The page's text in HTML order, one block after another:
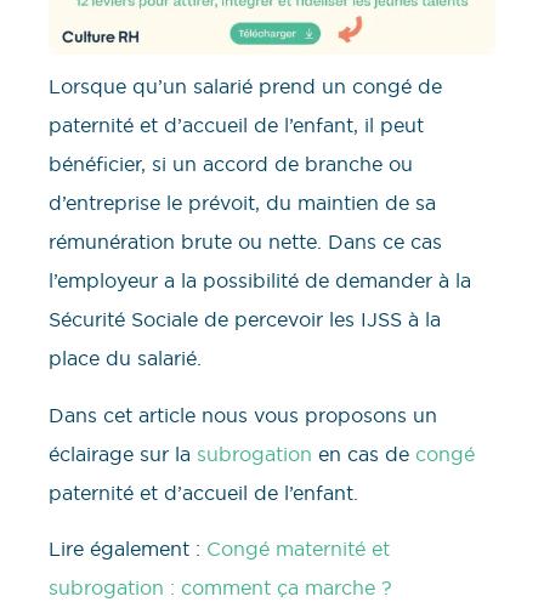
Lorsque qu’un salarié prend un congé de
paternité et d’accueil de l’enfant, il peut
bénéficier, si un accord de branche ou
d’entreprise le prévoit, du maintien de sa
rémunération brute ou nette. Dans ce cas
l’employeur a la possibilité de demander à la
Sécurité Sociale de percevoir les IJSS à la
place du salarié.
Dans cet article nous vous proposons un
éclairage sur la subrogation en cas de congé
paternité et d’accueil de l’enfant.
Lire également : Congé maternité et
subrogation : comment ça marche ?